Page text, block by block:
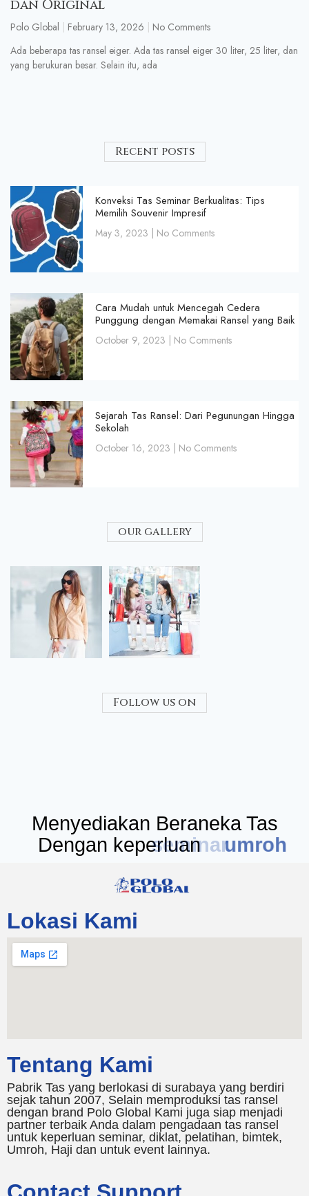
dan Original
Polo Global February 13, 2026
No Comments
Ada beberapa tas ransel eiger. Ada tas ransel eiger 30 liter, 25 liter, dan
yang berukuran besar. Selain itu, ada
Recent posts
Konveksi Tas Seminar Berkualitas: Tips
Memilih Souvenir Impresif
May 3, 2023 No Comments
Cara Mudah untuk Mencegah Cedera
Punggung dengan Memakai Ransel yang Baik
October 9, 2023 No Comments
Sejarah Tas Ransel: Dari Pegunungan Hingga
Sekolah
October 16, 2023 No Comments
our gallery
Follow us on
Menyediakan Beraneka Tas
Dengan keperluan seminar
Lokasi Kami
Tentang Kami
Pabrik Tas yang berlokasi di surabaya yang berdiri
sejak tahun 2007, Selain memproduksi tas ransel
dengan brand Polo Global Kami juga siap menjadi
partner terbaik Anda dalam pengadaan tas ransel
untuk keperluan seminar, diklat, pelatihan, bimtek,
Umroh, Haji dan untuk event lainnya.